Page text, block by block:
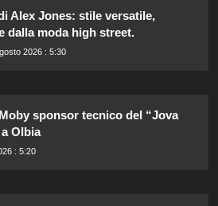
Alex Jones: stile versatile,
dalla moda high street.
2026 : 5:30
sponsor tecnico del “Jova
Olbia
: 5:20